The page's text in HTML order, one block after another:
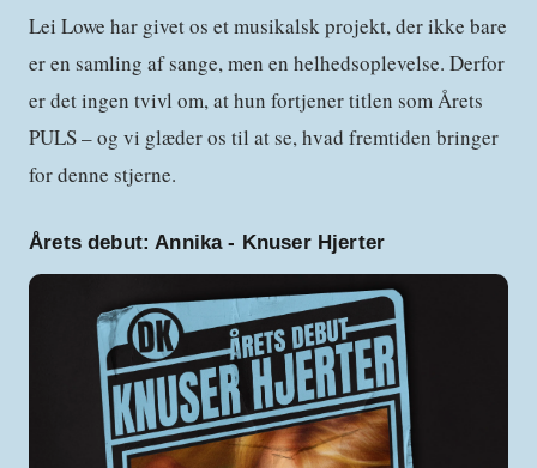
Lei Lowe har givet os et musikalsk projekt, der ikke bare
er en samling af sange, men en helhedsoplevelse. Derfor
er det ingen tvivl om, at hun fortjener titlen som Årets
PULS – og vi glæder os til at se, hvad fremtiden bringer
for denne stjerne.
Årets debut: Annika - Knuser Hjerter